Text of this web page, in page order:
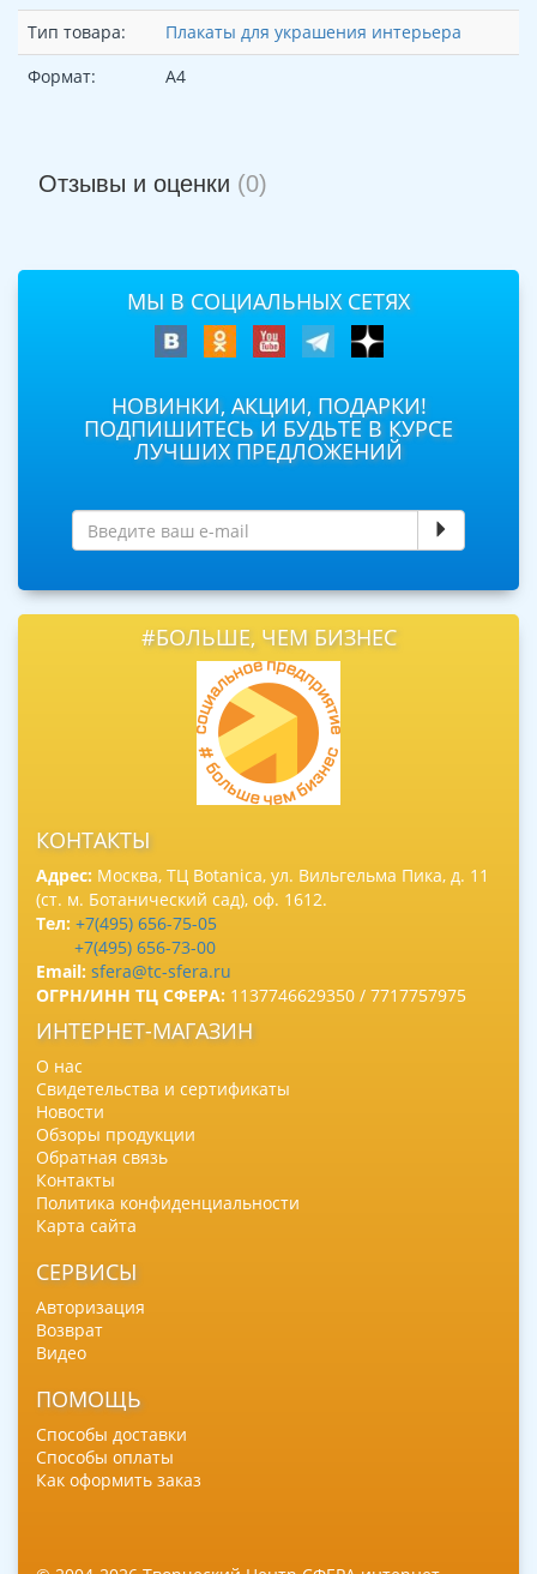
Тип товара:
Плакаты для украшения интерьера
Формат:
А4
Отзывы и оценки (0)
МЫ В СОЦИАЛЬНЫХ СЕТЯХ
НОВИНКИ, АКЦИИ, ПОДАРКИ!
ПОДПИШИТЕСЬ И БУДЬТЕ В КУРСЕ
ЛУЧШИХ ПРЕДЛОЖЕНИЙ
#БОЛЬШЕ, ЧЕМ БИЗНЕС
КОНТАКТЫ
Адрес: Москва, ТЦ Botanica, ул. Вильгельма Пика, д. 11
(ст. м. Ботанический сад), оф. 1612.
Тел: +7(495) 656-75-05
+7(495) 656-73-00
Email: sfera@tc-sfera.ru
ОГРН/ИНН ТЦ СФЕРА: 1137746629350 / 7717757975
ИНТЕРНЕТ-МАГАЗИН
О нас
Свидетельства и сертификаты
Новости
Обзоры продукции
Обратная связь
Контакты
Политика конфиденциальности
Карта сайта
СЕРВИСЫ
Авторизация
Возврат
Видео
ПОМОЩЬ
Способы доставки
Способы оплаты
Как оформить заказ